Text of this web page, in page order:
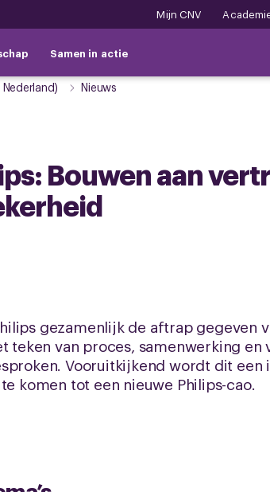
Mijn CNV
Samen in actie
Nieuws
Bouwen aan
gezamenlijk de aftrap gegeven
van proces, samenwerking en
Vooruitkijkend wordt dit
komen tot een nieuwe Philips-cao.